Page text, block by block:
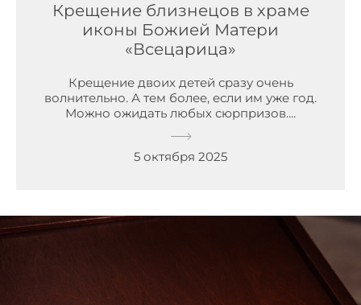
Крещение близнецов в храме
иконы Божией Матери
«Всецарица»
Крещение двоих детей сразу очень
волнительно. А тем более, если им уже год.
Можно ожидать любых сюрпризов....
5 октября 2025